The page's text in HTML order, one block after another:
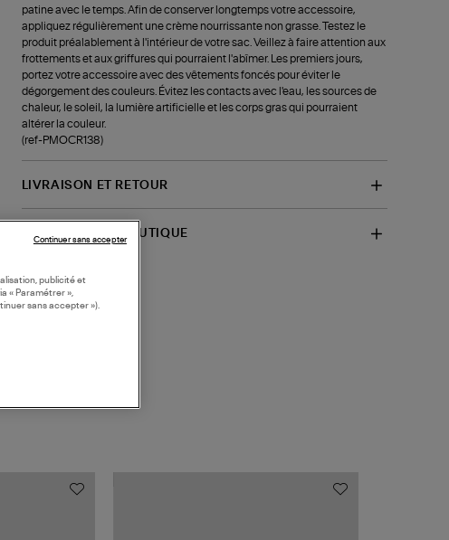
patine avec le temps. Afin de conserver longtemps votre accessoire,
appliquez régulièrement une crème nourrissante non grasse. Testez le
produit préalablement à l'intérieur de votre sac. Veillez à faire attention aux
frottements et aux griffures qui pourraient l'abîmer. Les premiers jours,
portez votre accessoire avec des vêtements foncés pour éviter le
dégorgement des couleurs. Évitez les contacts avec l'eau, les sources de
chaleur, le soleil, la lumière artificielle et les corps gras qui pourraient
altérer la couleur.
(ref-PMOCR138)
LIVRAISON ET RETOUR
DISPONIBILITÉ BOUTIQUE
publicité et
« Paramétrer »,
sans accepter »).
Continuer sans accepter